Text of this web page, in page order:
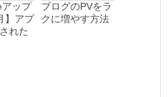
アップ
】アプ
れた
ブログのPVをラ
クに増やす方法